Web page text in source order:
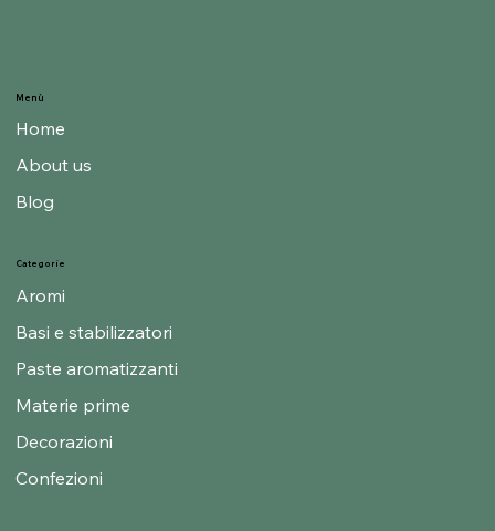
Categorie
Aromi
Basi e stabilizzatori
Paste aromatizzanti
Materie prime
Decorazioni
Confezioni
Menù
Home
About us
Blog